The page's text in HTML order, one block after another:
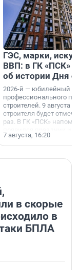
ГЭС, марки,
ВВП: в ГК «ПСК»
об истории Дня
2026-й — юбилейный
профессионального
строителей. 9 августа
строителя будет
раз. В ГК «ПСК»
поменялась роль
7 августа, 16:20
в скорые
в
БПЛА